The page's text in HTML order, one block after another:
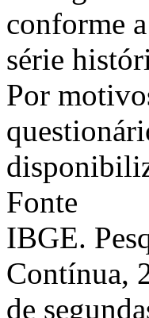
conforme
série
Por
Fonte
IBGE.
Contínua,
de